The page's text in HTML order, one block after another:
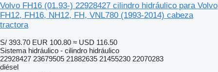
Volvo FH16 (01.93-) 22928427 cilindro hidráulico para Volvo
FH12, FH16, NH12, FH, VNL780 (1993-2014) cabeza
tractora
S/ 393.70 EUR 100.80 ≈ USD 116.50
Sistema hidráulico - cilindro hidráulico
22928427 23679505 21882635 21455230 22070283
diésel